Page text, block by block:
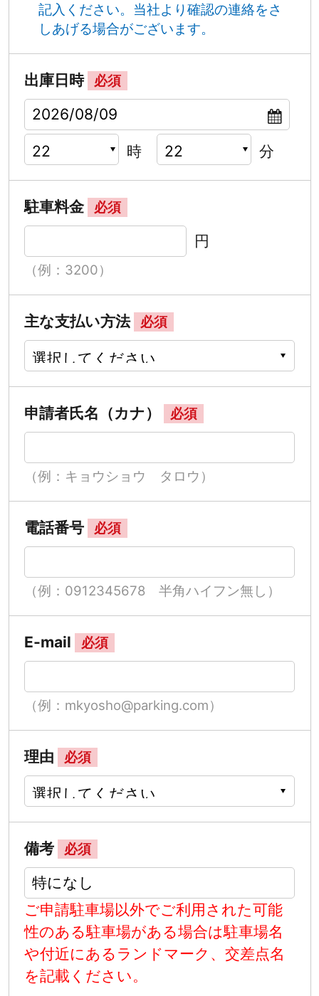
記入ください。 当社より確認の連絡をさ
しあげる場合がございます。
出庫日時 必須
時 分
駐車料金 必須
円
（例：3200）
主な支払い方法 必須
申請者氏名（カナ） 必須
（例：キョウショウ タロウ）
電話番号 必須
（例：0912345678 半角ハイフン無し）
E-mail 必須
（例：mkyosho@parking.com）
理由 必須
備考 必須
ご申請駐車場以外でご利用された可能
性のある駐車場がある場合は駐車場名
や付近にあるランドマーク、交差点名
を記載ください。